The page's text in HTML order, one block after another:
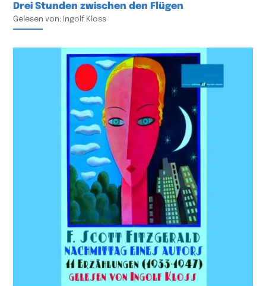
Drei Stunden zwischen den Flügen
Gelesen von: Ingolf Kloss